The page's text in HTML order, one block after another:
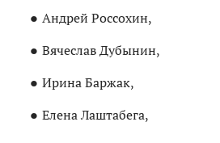
Андрей Россохин,
Вячеслав Дубынин,
Ирина Баржак,
Елена Лаштабега,